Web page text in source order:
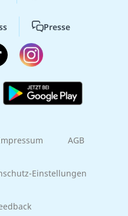
Presse
AGB
Einstellungen